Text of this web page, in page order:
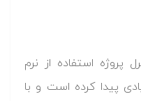
پروژه استفاده از نرم
پیدا کرده است و با